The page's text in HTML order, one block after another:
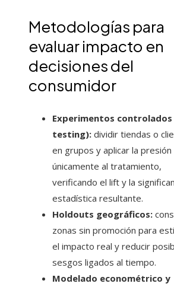
Metodologías para
evaluar impacto en
decisiones del
consumidor
Experimentos controlados
testing): dividir tiendas o
en grupos y aplicar la presión
únicamente al tratamiento,
verificando el lift y la
estadística resultante.
Holdouts geográficos:
zonas sin promoción para
el impacto real y reducir
sesgos ligados al tiempo.
Modelado econométrico y